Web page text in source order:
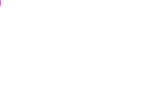
Eluveitie is ondertussen ook een
gecombineerd met de
Keltische muziek brengen